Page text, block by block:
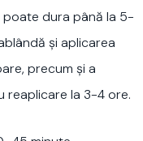
dura până la 5-
și aplicarea
precum și a
reaplicare la 3-4 ore.